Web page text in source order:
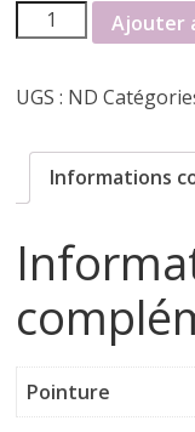
m
i
n
i
n
e
quantité
de
Maroli
Ajouter
UGS : ND
Informations
Pointure